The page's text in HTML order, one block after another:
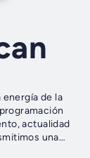
actualidad
una